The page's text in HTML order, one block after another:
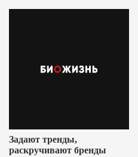
Задают тренды,
раскручивают бренды